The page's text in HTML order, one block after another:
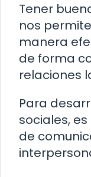
Tener
nos
manera
de forma
relaciones
Para
sociales,
de